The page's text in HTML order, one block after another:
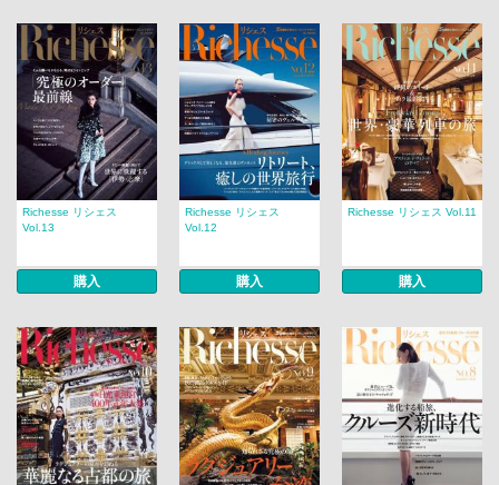
Richesse リシェス
Vol.13
購入
Richesse リシェス
Vol.12
購入
Richesse リシェス Vol.11
購入